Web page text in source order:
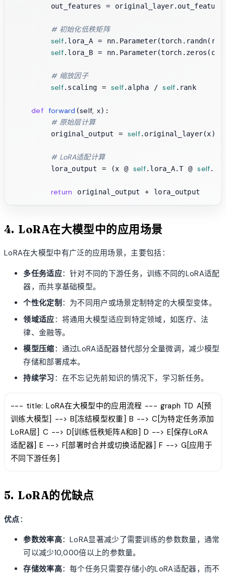
out_features =
# 初始化低秩矩阵
self.lora_A =
self.lora_B =
# 缩放因子
self.scaling = self.alpha / self .rank
def forward (self, x):
# 原始层计算
        original_output =
self.original_layer(x)
# LoRA适配计算
        lora_output = (x @
self.lora_A.T @ self
return
4. LoRA在大模型中的应用场景
LoRA在大模型中有广泛的应用场景，主要包括：
多任务适应：针对不同的下游任务，训练不同的LoRA适配
器，而共享基础模型。
个性化定制 ：为不同用户或场景定制特定的大模型变体。
领域适应：将通用大模型适应到特定领域，如医疗、法
律、金融等。
模型压缩：通过LoRA适配器替代部分全量微调，减少模型
存储和部署成本。
持续学习 ：在不忘记先前知识的情况下，学习新任务。
--- title: LoRA在大模型中的应用流程 --- graph TD A[预
训练大模型] --> B[冻结模型权重] B --> C[为特定任务添加
LoRA层] C --> D[训练低秩矩阵A和B] D --> E[保存LoRA
适配器] E --> F[部署时合并或切换适配器] F --> G[应用于
不同下游任务]
5. LoRA的优缺点
优点：
参数效率高：LoRA显著减少了需要训练的参数数量，通常
可以减少10,000倍以上的参数量。
存储效率高：每个任务只需要存储小的LoRA适配器，而不